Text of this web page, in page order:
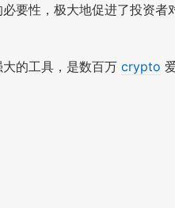
要性，极大地促进了投资
的工具，是数百万 crypto